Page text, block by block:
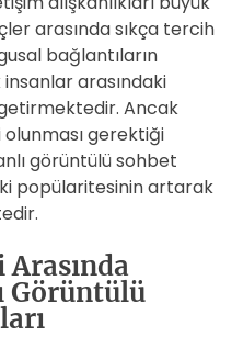
arasında sıkça tercih
bağlantıların
arasındaki
Ancak
gerektiği
görüntülü sohbet
popülaritesinin artarak
Arasında
Görüntülü